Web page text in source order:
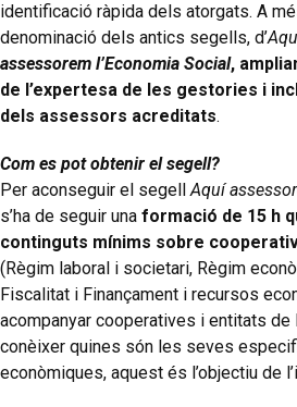
identificació ràpida dels atorgats. A
denominació dels antics segells, d’
assessorem l’Economia Social,
de l’expertesa de les gestories i
dels assessors acreditats.
Com es pot obtenir el segell?
Per aconseguir el segell Aquí
s’ha de seguir una formació de 15 h
continguts mínims sobre
(Règim laboral i societari, Règim
Fiscalitat i Finançament i recursos
acompanyar cooperatives i entitats de
conèixer quines són les seves
econòmiques, aquest és l’objectiu de